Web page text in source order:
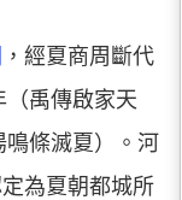
，經夏商周斷代
禹傳啟家天
條滅夏）。河
為夏朝都城所